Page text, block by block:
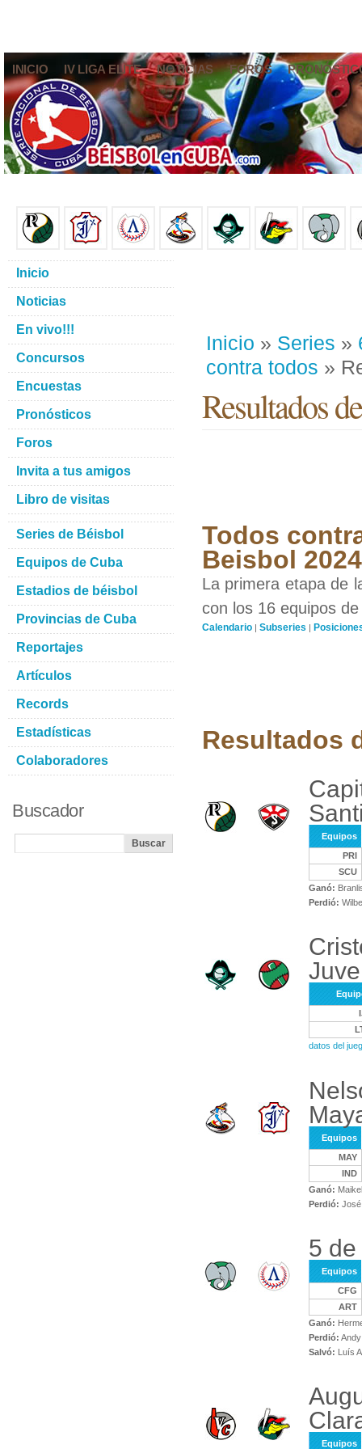
INICIO IV LIGA ELITE NOTICIAS FOROS
Inicio » Series »
contra todos »
Resultados
Todos
Beisbol 2024
La primera etapa de
con los 16 equipos
Calendario | Subseries |
Resultados
Equipos
PRI
SCU
Ganó:
Perdió:
datos del
Equipos
MAY
IND
Ganó:
Perdió:
5
Equipos
CFG
ART
Ganó:
Perdió:
Salvó: Luís
Equipos
Inicio
Noticias
En vivo!!!
Concursos
Encuestas
Pronósticos
Foros
Invita a tus amigos
Libro de visitas
Series de Béisbol
Equipos de Cuba
Estadios de béisbol
Provincias de Cuba
Reportajes
Artículos
Records
Estadísticas
Colaboradores
Buscador